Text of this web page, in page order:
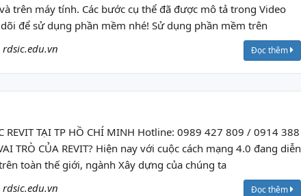
trên máy tính. Các bước cụ thể đã được mô tả trong Video
để sử dụng phần mềm nhé! Sử dụng phần mềm trên
rdsic.edu.vn Đọc thêm
REVIT TẠI TP HỒ CHÍ MINH Hotline: 0989 427 809 / 0914 388
TRÒ CỦA REVIT? Hiện nay với cuộc cách mạng 4.0 đang diễn
toàn thế giới, ngành Xây dựng của chúng ta
rdsic.edu.vn Đọc thêm